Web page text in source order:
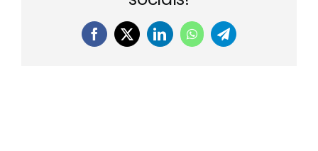
Facebook
X LinkedInWhatsAppTelegram